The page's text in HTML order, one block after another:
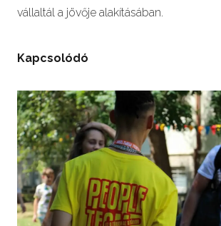
vállaltál a jövője alakításában.
Kapcsolódó